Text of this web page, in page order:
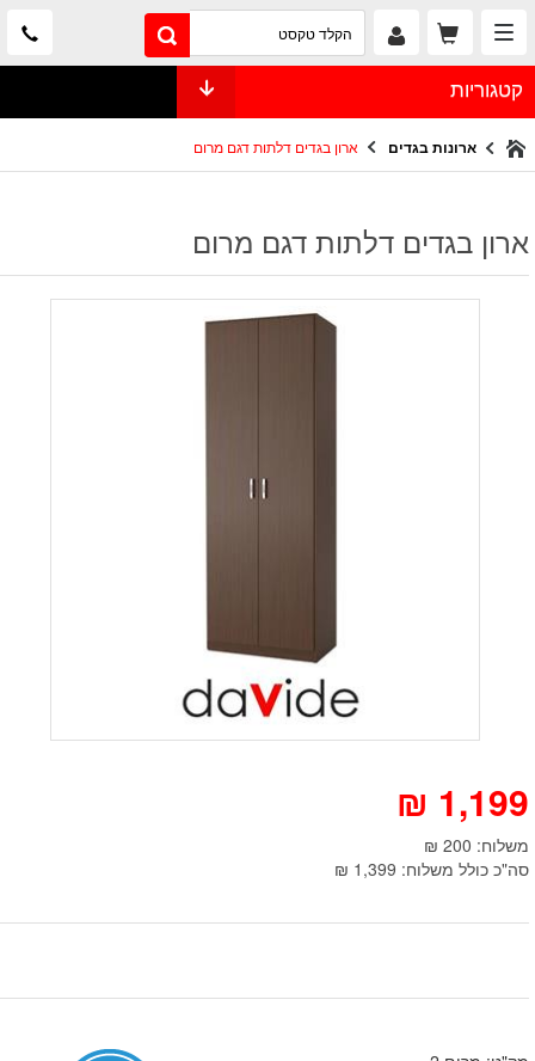
קטגוריות
ארונות בגדים ארון בגדים דלתות דגם מרום
ארון בגדים דלתות דגם מרום
1,199
₪
משלוח: 200 ₪
סה"כ כולל משלוח: 1,399 ₪